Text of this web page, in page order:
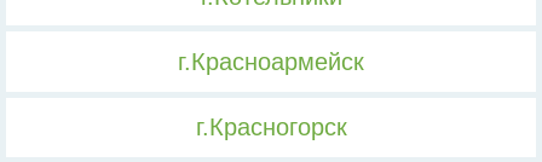
г.Красноармейск
г.Красногорск